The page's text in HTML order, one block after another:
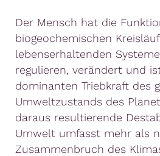
Der Mensch hat die
biogeochemischen
lebenserhaltenden
regulieren, verändert und
dominanten Triebkraft des
Umweltzustands des
daraus resultierende
Umwelt umfasst mehr als
Zusammenbruch des